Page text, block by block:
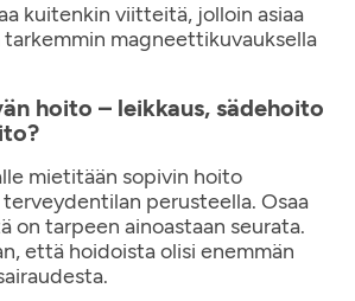
kuitenkin viitteitä, jolloin asiaa
magneettikuvauksella
hoito – leikkaus, sädehoito
mietitään sopivin hoito
perusteella. Osaa
on tarpeen ainoastaan seurata.
että hoidoista olisi enemmän